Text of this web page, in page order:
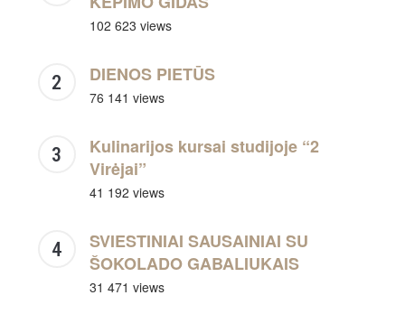
102 623 views
DIENOS PIETŪS
76 141 views
Kulinarijos kursai studijoje “2
Virėjai”
41 192 views
SVIESTINIAI SAUSAINIAI SU
ŠOKOLADO GABALIUKAIS
31 471 views